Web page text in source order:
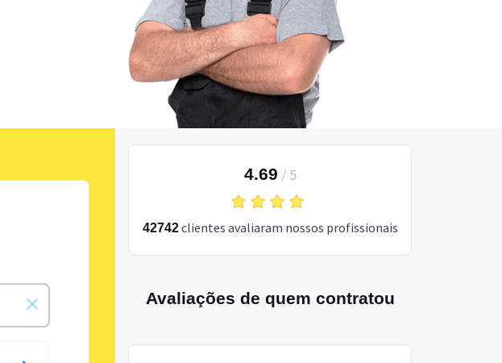
4.69 / 5
42742clientes avaliaram nossos profissionais
Avaliações de quem contratou